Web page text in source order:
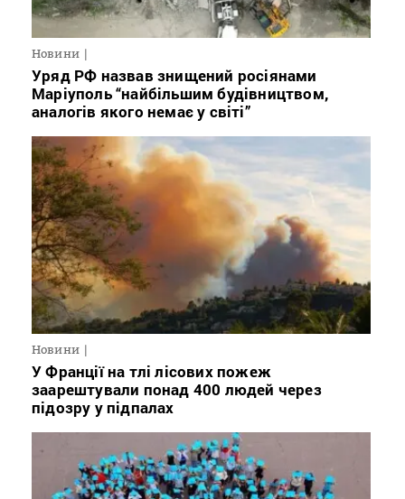
Новини
Уряд РФ назвав знищений росіянами
Маріуполь “найбільшим будівництвом,
аналогів якого немає у світі”
Новини
У Франції на тлі лісових пожеж
заарештували понад 400 людей через
підозру у підпалах